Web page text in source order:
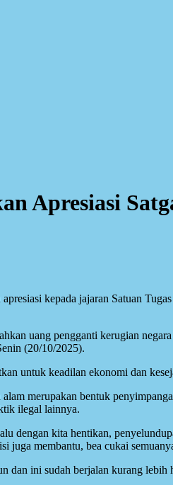
Apresiasi
kepada jajaran Satuan
uang pengganti kerugian
(20/10/2025).
untuk keadilan ekonomi dan
merupakan bentuk
ilegal lainnya.
dengan kita hentikan,
juga membantu, bea cukai
dan ini sudah berjalan kurang lebih